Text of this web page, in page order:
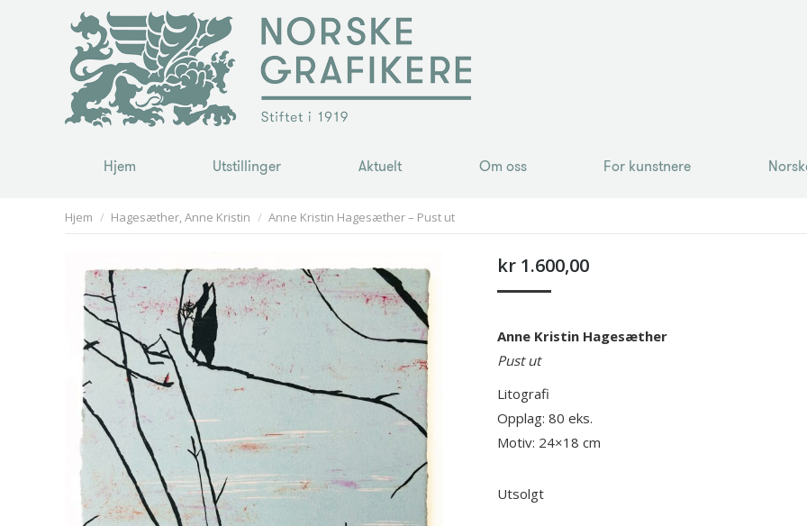
Hjem Utstillinger Aktuelt Om oss For kunstnere
You are here:
Hjem Hagesæther, Anne Kristin Anne Kristin Hagesæther – Pust ut
kr1.600,00
Anne Kristin Hagesæther
Pust ut
Litografi
Opplag: 80 eks.
Motiv: 24×18 cm
Utsolgt
Hjem Utstillinger Aktuelt